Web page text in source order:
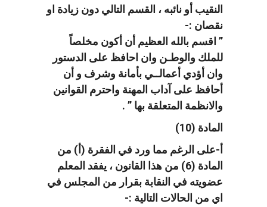
النقيب أو نائبه ، القسم التالي دون زيادة او
نقصان :-
” اقسم بالله العظيم أن أكون مخلصاً
للملك والوطـن وان احافظ على الدستور
وان أؤدي أعمالــي بأمانة وشرف و أن
أحافظ على آداب المهنة واحترم القوانين
والانظمة المتعلقة بها ” .
المادة (10)
أ‌-على الرغم مما ورد في الفقرة (أ) من
المادة (6) من هذا القانون ، يفقد المعلم
عضويته في النقابة بقرار من المجلس في
اي من الحالات التالية :-